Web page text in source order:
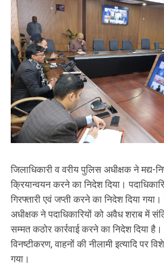
जिलाधिकारी व वरीय पुलिस अधीक्षक ने
क्रियान्वयन करने का निदेश दिया।
गिरफ्तारी एवं जप्ती करने का निदेश दिया
अधीक्षक ने पदाधिकारियों को अवैध शराब में
सम्मत कठोर कार्रवाई करने का निदेश दिया
विनष्टीकरण, वाहनों की नीलामी इत्यादि पर
गया।